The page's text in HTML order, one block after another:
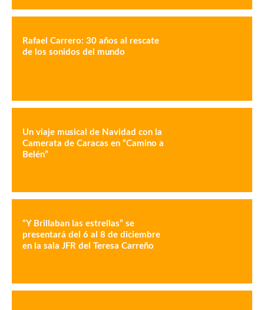
Rafael Carrero: 30 años al rescate
de los sonidos del mundo
Un viaje musical de Navidad con la
Camerata de Caracas en “Camino a
Belén”
“Y Brillaban las estrellas” se
presentará del 6 al 8 de diciembre
en la sala JFR del Teresa Carreño